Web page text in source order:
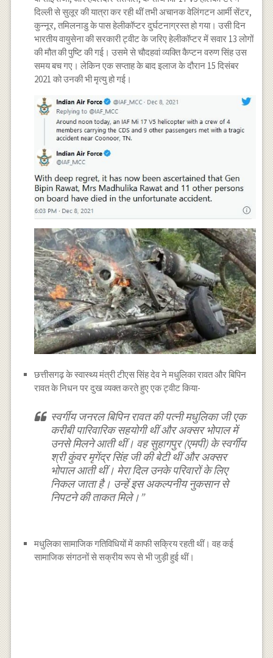
दिल्ली से सुलूर की यात्रा कर रही थीं तभी अचानक वेलिंगटन आर्मी सेंटर,
कुन्नूर, तमिलनाडु के पास हेलीकॉप्टर दुर्घटनाग्रस्त हो गया। उसी दिन
भारतीय वायुसेना की सरकारी ट्वीट के जरिए हेलीकॉप्टर में सवार 13 लोगों
की मौत की पुष्टि की गई। उसमे से चौदहवां व्यक्ति कैप्टन वरुण सिंह उस
समय बच गए। लेकिन एक सप्ताह के बाद इलाज के दौरान 15 दिसंबर
2021 को उनकी भी मृत्यु हो गई।
छत्तीसगढ़ के स्वास्थ्य मंत्री टीएस सिंह देव ने मधुलिका रावत और बिपिन
रावत के निधन पर दुख व्यक्त करते हुए एक ट्वीट किया-
स्वर्गीय जनरल बिपिन रावत की पत्नी मधुलिका जी एक
करीबी पारिवारिक सहयोगी थीं और अक्सर भोपाल में
उनसे मिलने आती थीं। वह सुहागपुर (एमपी) के स्वर्गीय
श्री कुंवर मृगेंद्र सिंह जी की बेटी थीं और अक्सर
भोपाल आती थीं। मेरा दिल उनके परिवारों के लिए
निकल जाता है। उन्हें इस अकल्पनीय नुकसान से
निपटने की ताकत मिले।”
मधुलिका सामाजिक गतिविधियों में काफी सक्रिय रहती थीं। वह कई
सामाजिक संगठनों से सक्रीय रूप से भी जुड़ी हुई थीं।